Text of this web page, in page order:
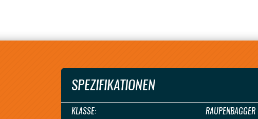
SPEZIFIKATIONEN
KLASSE:
RAUPENBAGGER